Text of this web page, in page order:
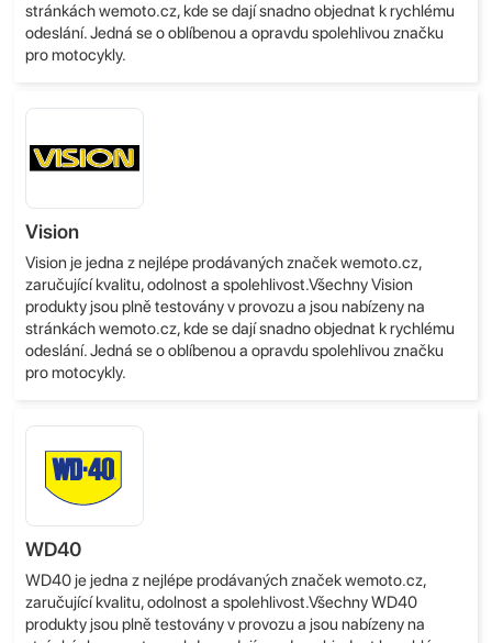
stránkách wemoto.cz, kde se dají snadno objednat k rychlému
odeslání. Jedná se o oblíbenou a opravdu spolehlivou značku
pro motocykly.
Vision
Vision je jedna z nejlépe prodávaných značek wemoto.cz,
zaručující kvalitu, odolnost a spolehlivost.Všechny Vision
produkty jsou plně testovány v provozu a jsou nabízeny na
stránkách wemoto.cz, kde se dají snadno objednat k rychlému
odeslání. Jedná se o oblíbenou a opravdu spolehlivou značku
pro motocykly.
WD40
WD40 je jedna z nejlépe prodávaných značek wemoto.cz,
zaručující kvalitu, odolnost a spolehlivost.Všechny WD40
produkty jsou plně testovány v provozu a jsou nabízeny na